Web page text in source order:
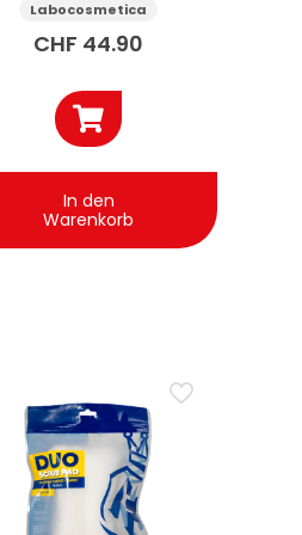
4.5 l
Labocosmetica
CHF 44.90
In den
Warenkorb